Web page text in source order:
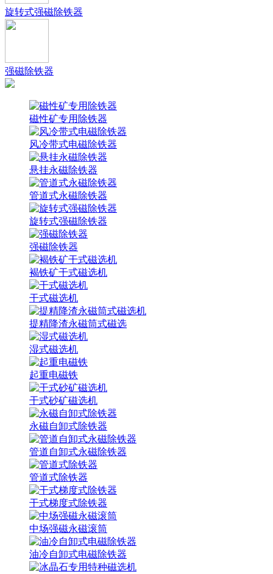
旋转式强磁除铁器
强磁除铁器
磁性矿专用除铁器
风冷带式电磁除铁器
悬挂永磁除铁器
管道式永磁除铁器
旋转式强磁除铁器
强磁除铁器
褐铁矿干式磁选机
干式磁选机
提精降渣永磁筒式磁选
湿式磁选机
起重电磁铁
干式砂矿磁选机
永磁自卸式除铁器
管道自卸式永磁除铁器
管道式除铁器
干式梯度式除铁器
中场强磁永磁滚筒
油冷自卸式电磁除铁器